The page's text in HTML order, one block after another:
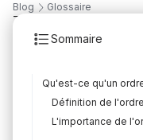
Blog Glossaire
Sommaire
Qu'est-ce qu'un
Définition de
L'importance de
7
Rédigé parMounir